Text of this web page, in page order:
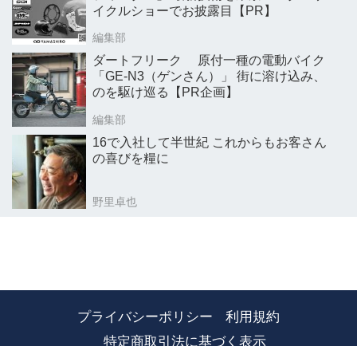
イクルショーでお披露目【PR】
編集部
ダートフリーク 原付一種の電動バイク
「GE-N3（ゲンさん）」 街に溶け込み、
のを駆け巡る【PR企画】
編集部
16で入社して半世紀 これからもお客さん
の喜びを糧に
野里卓也
プライバシーポリシー
利用規約
特定商取引法に基づく表示